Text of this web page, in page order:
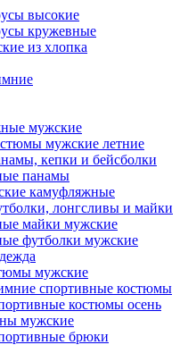
высокие
кружевные
из хлопка
мужские
мужские летние
кепки и бейсболки
панамы
камуфляжные
лонгсливы и майки
майки мужские
футболки мужские
мужские
спортивные костюмы
костюмы осень
мужские
брюки